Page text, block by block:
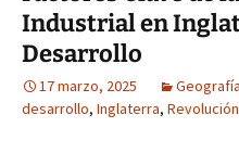
Industrial en
Desarrollo
17 marzo, 2025
desarrollo, Inglaterra,